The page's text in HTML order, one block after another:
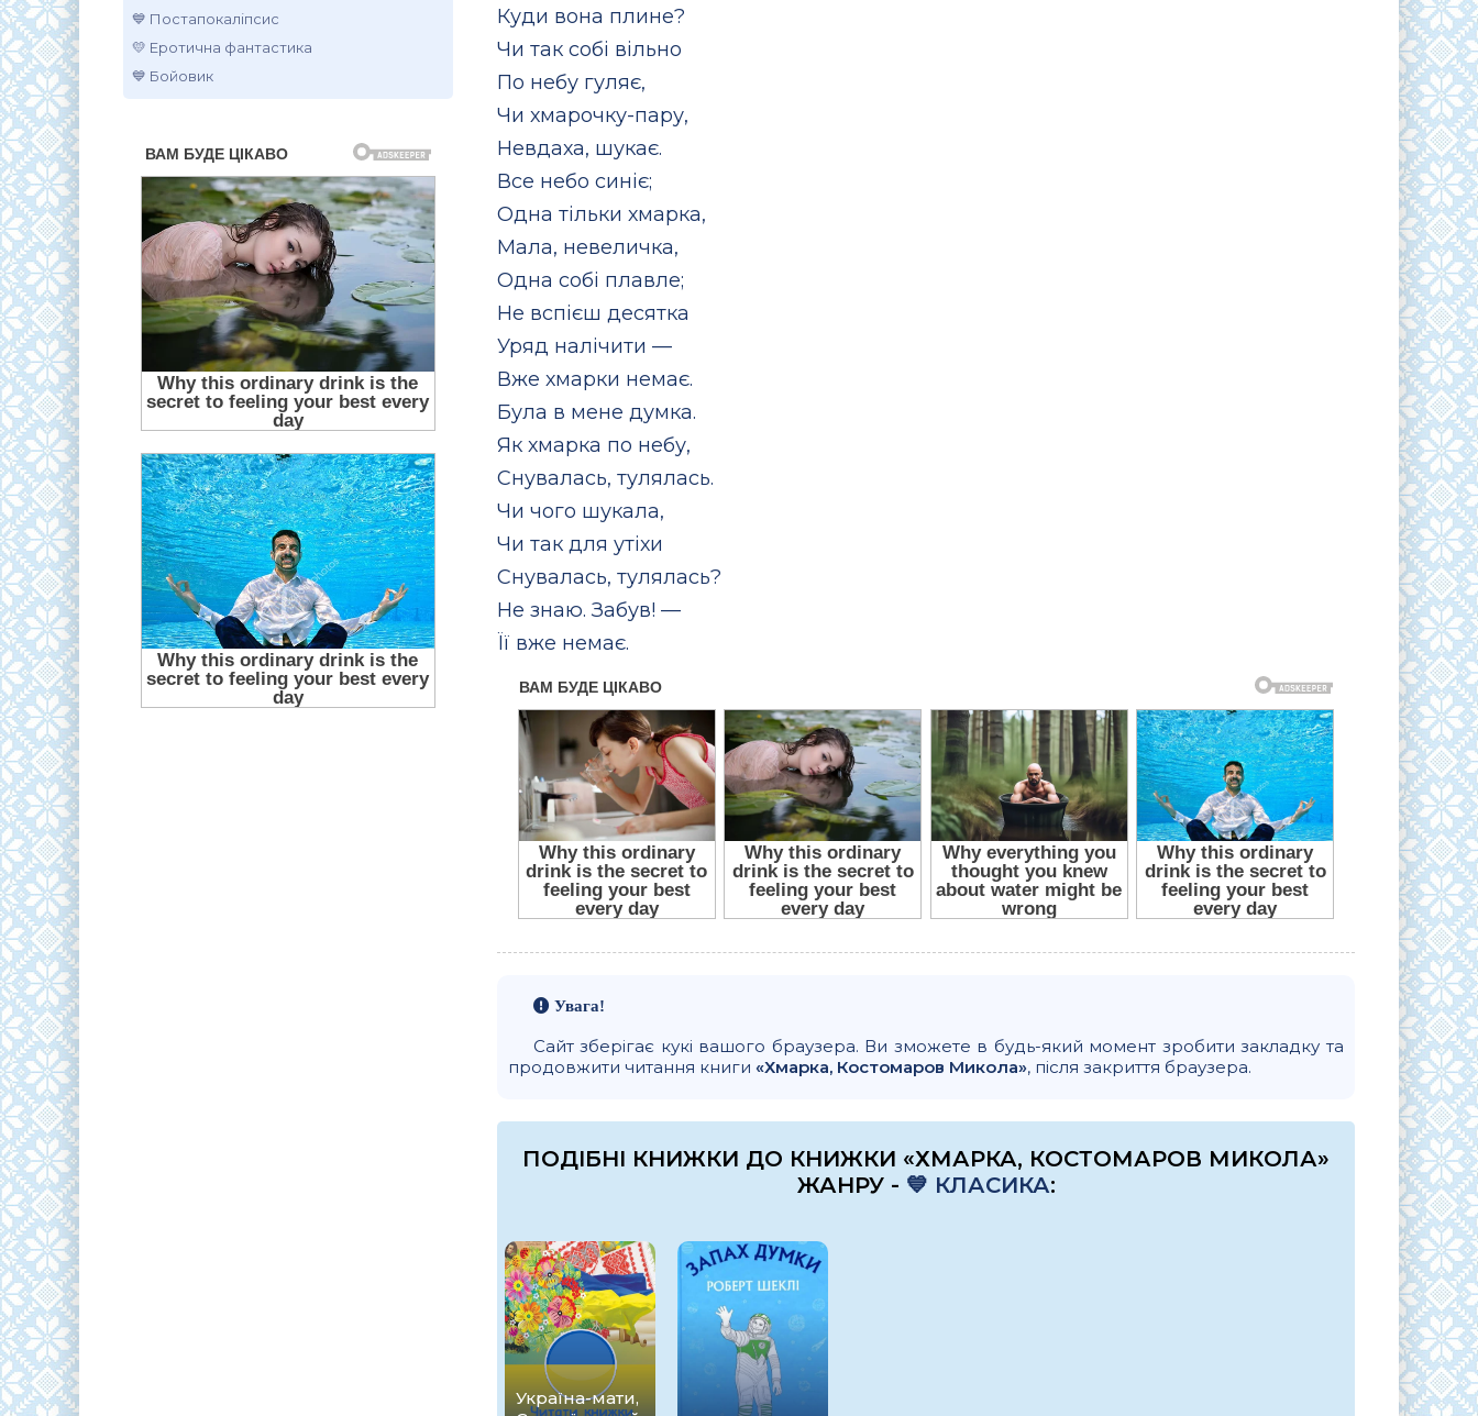
💙 Постапокаліпсис
💛 Еротична фантастика
💙 Бойовик
Куди вона плине?
Чи так собі вільно
По небу гуляє,
Чи хмарочку-пару,
Невдаха, шукає.
Все небо синіє;
Одна тільки хмарка,
Мала, невеличка,
Одна собі плавле;
Не вспієш десятка
Уряд налічити —
Вже хмарки немає.
Була в мене думка.
Як хмарка по небу,
Снувалась, тулялась.
Чи чого шукала,
Чи так для утіхи
Снувалась, тулялась?
Не знаю. Забув! —
Її вже немає.
Увага!
Сайт зберігає кукі вашого браузера. Ви зможете в будь-який момент зробити закладку та
продовжити читання книги «Хмарка, Костомаров Микола», після закриття браузера.
ПОДІБНІ КНИЖКИ ДО КНИЖКИ «ХМАРКА, КОСТОМАРОВ МИКОЛА»
ЖАНРУ - 💙 КЛАСИКА:
Україна-мати,